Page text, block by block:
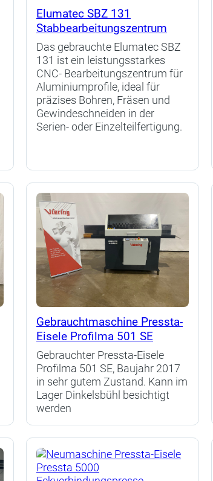
Elumatec SBZ 131
Stabbearbeitungszentrum
Das gebrauchte Elumatec SBZ
131 ist ein leistungsstarkes
CNC- Bearbeitungszentrum für
Aluminiumprofile, ideal für
präzises Bohren, Fräsen und
Gewindeschneiden in der
Serien- oder Einzelteilfertigung.
Gebrauchtmaschine Pressta-
Eisele Profilma 501 SE
Gebrauchter Pressta-Eisele
Profilma 501 SE, Baujahr 2017
in sehr gutem Zustand. Kann im
Lager Dinkelsbühl besichtigt
werden